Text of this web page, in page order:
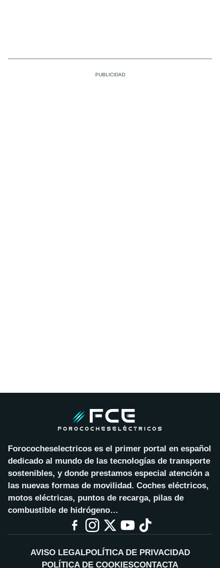
Forococheselectricos es el primer portal en español
dedicado al mundo de las tecnologías de transporte
sostenibles, y donde prestamos especial atención a
las nuevas formas de movilidad. Coches eléctricos,
motos eléctricas, puntos de recarga, pilas de
combustible de hidrógeno…
AVISO LEGALPOLÍTICA DE PRIVACIDAD
POLÍTICA DE COOKIESCONTACTA